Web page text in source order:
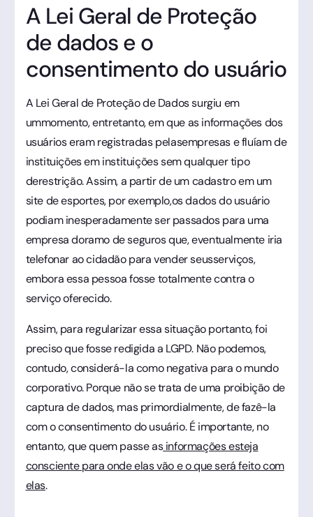
A Lei Geral de Proteção
de dados e o
consentimento do usuário
A Lei Geral de Proteção de Dados surgiu em
ummomento, entretanto, em que as informações dos
usuários eram registradas pelasempresas e fluíam de
instituições em instituições sem qualquer tipo
derestrição. Assim, a partir de um cadastro em um
site de esportes, por exemplo,os dados do usuário
podiam inesperadamente ser passados para uma
empresa doramo de seguros que, eventualmente iria
telefonar ao cidadão para vender seusserviços,
embora essa pessoa fosse totalmente contra o
serviço oferecido.
Assim, para regularizar essa situação portanto, foi
preciso que fosse redigida a LGPD. Não podemos,
contudo, considerá-la como negativa para o mundo
corporativo. Porque não se trata de uma proibição de
captura de dados, mas primordialmente, de fazê-la
com o consentimento do usuário. É importante, no
entanto, que quem passe asinformações esteja
consciente para onde elas vão e o que será feito com
elas.